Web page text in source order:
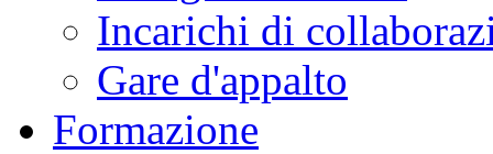
Incarichi di
Gare d'appalto
Formazione